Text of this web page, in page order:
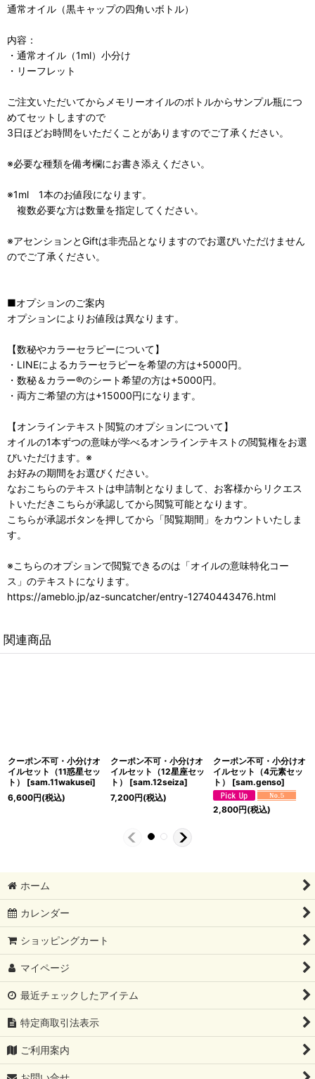
通常オイル（黒キャップの四角いボトル）
内容：
・通常オイル（1ml）小分け
・リーフレット
ご注文いただいてからメモリーオイルのボトルからサンプル瓶につ
めてセットしますので
3日ほどお時間をいただくことがありますのでご了承ください。
※必要な種類を備考欄にお書き添えください。
※1ml 1本のお値段になります。
複数必要な方は数量を指定してください。
※アセンションとGiftは非売品となりますのでお選びいただけません
のでご了承ください。
■オプションのご案内
オプションによりお値段は異なります。
【数秘やカラーセラピーについて】
・LINEによるカラーセラピーを希望の方は+5000円。
・数秘＆カラー®のシート希望の方は+5000円。
・両方ご希望の方は+15000円になります。
【オンラインテキスト閲覧のオプションについて】
オイルの1本ずつの意味が学べるオンラインテキストの閲覧権をお選
びいただけます。※
お好みの期間をお選びください。
なおこちらのテキストは申請制となりまして、お客様からリクエス
トいただきこちらが承認してから閲覧可能となります。
こちらが承認ボタンを押してから「閲覧期間」をカウントいたしま
す。
※こちらのオプションで閲覧できるのは「オイルの意味特化コー
ス」のテキストになります。
https://ameblo.jp/az-suncatcher/entry-12740443476.html
関連商品
クーポン不可・小分けオ
イルセット（11惑星セッ
ト）
[sam.11wakusei]
6,600円(税込)
クーポン不可・小分けオ
イルセット（12星座セッ
ト）
[sam.12seiza]
7,200円(税込)
クーポン不可・小分けオ
イルセット（4元素セッ
ト）
[sam.genso]
2,800円(税込)
ホーム
カレンダー
ショッピングカート
マイページ
最近チェックしたアイテム
特定商取引法表示
ご利用案内